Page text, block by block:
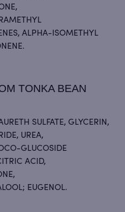
ALPHA-ISOMETHYL
TONKA BEAN
SULFATE, GLYCERIN,
UREA,
GLUCOSIDE
ACID,
EUGENOL.